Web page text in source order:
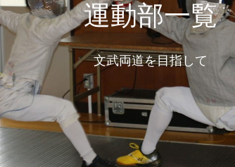
運動部一覧
文武両道を目指して